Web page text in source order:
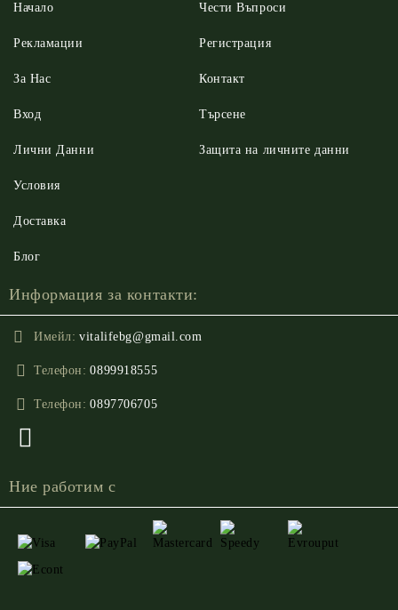
Начало
Рекламации
За Нас
Вход
Чести Въпроси
Регистрация
Контакт
Търсене
Лични Данни
Условия
Доставка
Блог
Защита на личните данни
Информация за контакти:
Имейл: vitalifebg@gmail.com
Телефон: 0899918555
Телефон: 0897706705
Ние работим с